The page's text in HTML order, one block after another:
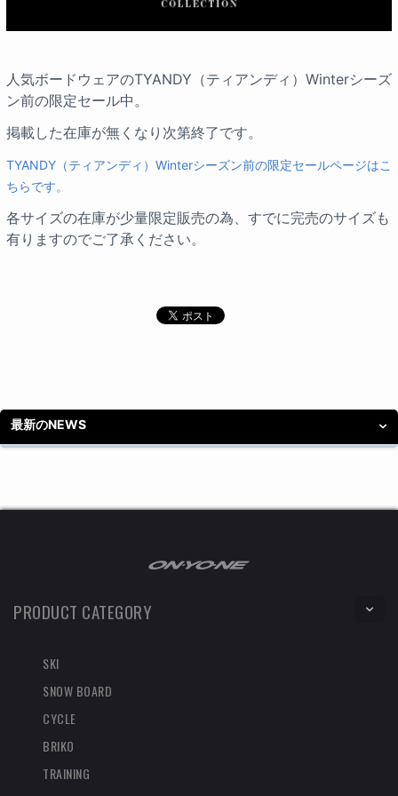
人気ボードウェアのTYANDY（ティアンディ）Winterシーズ
ン前の限定セール中。
掲載した在庫が無くなり次第終了です。
TYANDY（ティアンディ）Winterシーズン前の限定セールページはこ
ちらです。
各サイズの在庫が少量限定販売の為、すでに完売のサイズも
有りますのでご了承ください。
最新のNEWS
PRODUCT CATEGORY
SKI
SNOW BOARD
CYCLE
BRIKO
TRAINING